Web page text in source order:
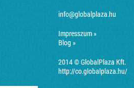
info@globalplaza.hu
Impresszum »
Blog »
2014 © GlobalPlaza Kft.
http://co.globalplaza.hu/